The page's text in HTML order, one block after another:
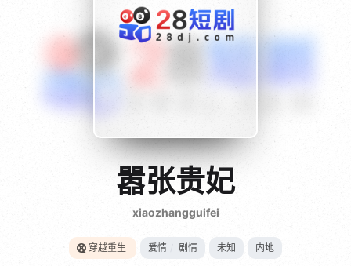
{if condition="$obj.vod_points
28短剧嚣张贵妃
xiaozhangguifei
穿越重生 爱情 剧情 未知 内地